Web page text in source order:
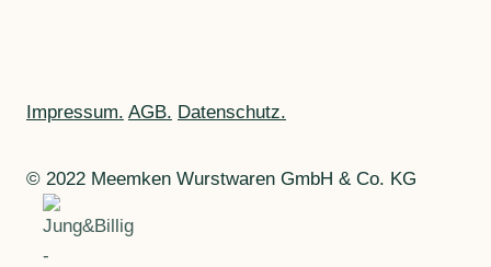
Impressum. AGB. Datenschutz.
© 2022 Meemken Wurstwaren GmbH & Co. KG